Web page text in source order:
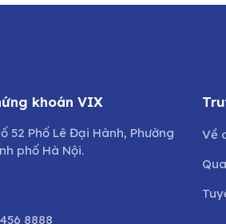
khoán VIX
52 Phố Lê Đại Hành, Phường
phố Hà Nội.
8888
Về